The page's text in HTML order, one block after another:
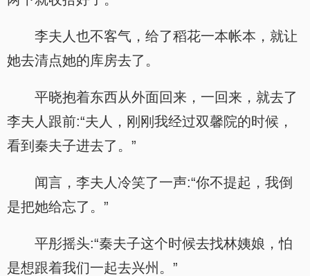
李夫人也不客气，给了稻花一本帐本，就让
她去清点她的库房去了。
平晓抱着东西从外面回来，一回来，就去了
李夫人跟前:“夫人，刚刚我经过双馨院的时候，
看到秦夫子进去了。”
闻言，李夫人冷笑了一声:“你不提起，我倒
是把她给忘了。”
平彤摇头:“秦夫子这个时候去找林姨娘，怕
是想跟着我们一起去兴州。”